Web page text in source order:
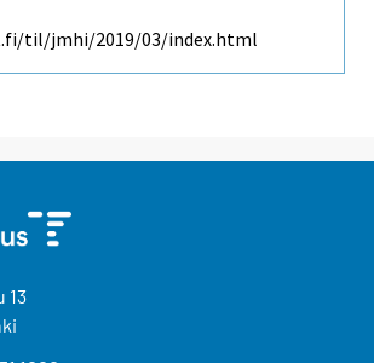
til/jmhi/2019/03/index.html
13